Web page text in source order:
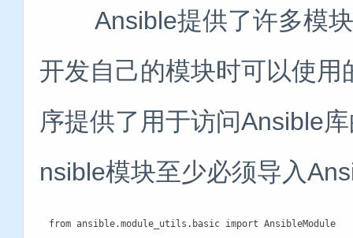
Ansible提供了许多模块
开发自己的模块时可以使
序提供了用于访问Ansible
nsible模块至少必须导入
from ansible.module_utils.basic import AnsibleModule